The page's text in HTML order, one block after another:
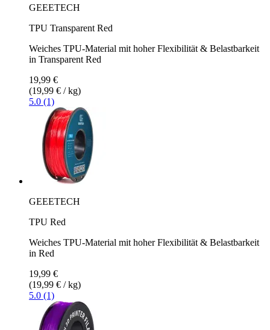
GEEETECH
TPU Transparent Red
Weiches TPU-Material mit hoher Flexibilität & Belastbarkeit
in Transparent Red
19,99 €
(19,99 € / kg)
5.0 (1)
GEEETECH
TPU Red
Weiches TPU-Material mit hoher Flexibilität & Belastbarkeit
in Red
19,99 €
(19,99 € / kg)
5.0 (1)